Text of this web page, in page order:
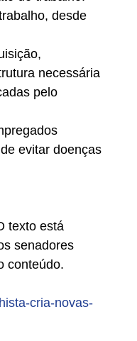
desde
necessária
pelo
evitar doenças
texto está
senadores
conteúdo.
cria-novas-